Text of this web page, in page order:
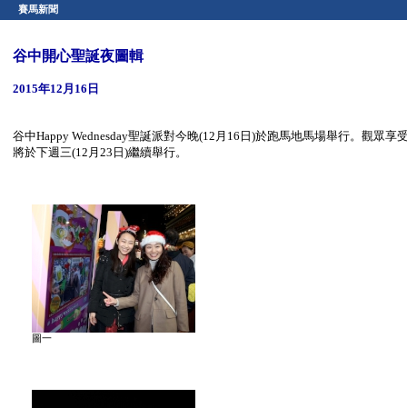
賽馬新聞
谷中開心聖誕夜圖輯
2015年12月16日
谷中Happy Wednesday聖誕派對今晚(12月16日)於跑馬地馬場舉行。觀眾
將於下週三(12月23日)繼續舉行。
圖一